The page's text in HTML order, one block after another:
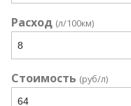
Расход (л/100км)
Стоимость (руб/л)